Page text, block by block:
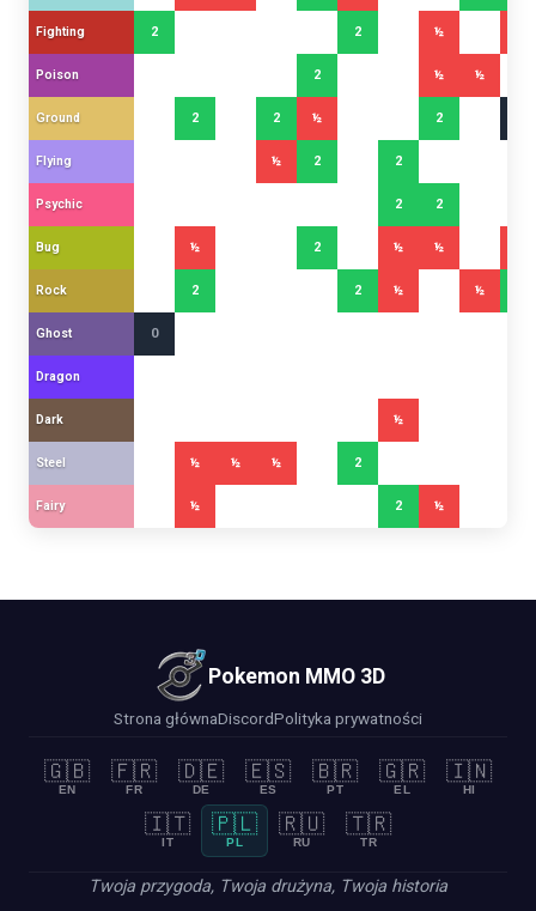
Fighting 2 2 ½
Poison 2 ½ ½
Ground 2 2 ½ 2
Flying ½ 2 2
Psychic 2 2
Bug ½ 2 ½ ½
Rock 2 2 ½ ½
Ghost 0
Dragon
Dark ½
Steel ½ ½ ½ 2
Fairy ½ 2 ½
Pokemon MMO 3D
Strona głównaDiscordPolityka prywatności
🇬🇧
EN
🇫🇷
FR
🇩🇪
DE
🇪🇸
ES
🇧🇷
PT
🇬🇷
EL
🇮🇳
HI
🇮🇹
IT
🇵🇱
PL
🇷🇺
RU
🇹🇷
TR
Twoja przygoda, Twoja drużyna, Twoja historia